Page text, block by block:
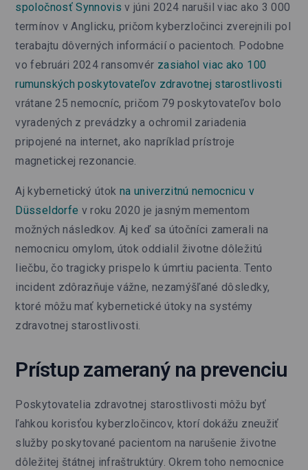
spoločnosť Synnovis v júni 2024 narušil viac ako 3 000
termínov v Anglicku, pričom kyberzločinci zverejnili pol
terabajtu dôverných informácií o pacientoch. Podobne
vo februári 2024 ransomvér zasiahol viac ako 100
rumunských poskytovateľov zdravotnej starostlivosti
vrátane 25 nemocníc, pričom 79 poskytovateľov bolo
vyradených z prevádzky a ochromil zariadenia
pripojené na internet, ako napríklad prístroje
magnetickej rezonancie.
Aj kybernetický útok na univerzitnú nemocnicu v
Düsseldorfe v roku 2020 je jasným mementom
možných následkov. Aj keď sa útočníci zamerali na
nemocnicu omylom, útok oddialil životne dôležitú
liečbu, čo tragicky prispelo k úmrtiu pacienta. Tento
incident zdôrazňuje vážne, nezamýšľané dôsledky,
ktoré môžu mať kybernetické útoky na systémy
zdravotnej starostlivosti.
Prístup zameraný na prevenciu
Poskytovatelia zdravotnej starostlivosti môžu byť
ľahkou korisťou kyberzločincov, ktorí dokážu zneužiť
služby poskytované pacientom na narušenie životne
dôležitej štátnej infraštruktúry. Okrem toho nemocnice